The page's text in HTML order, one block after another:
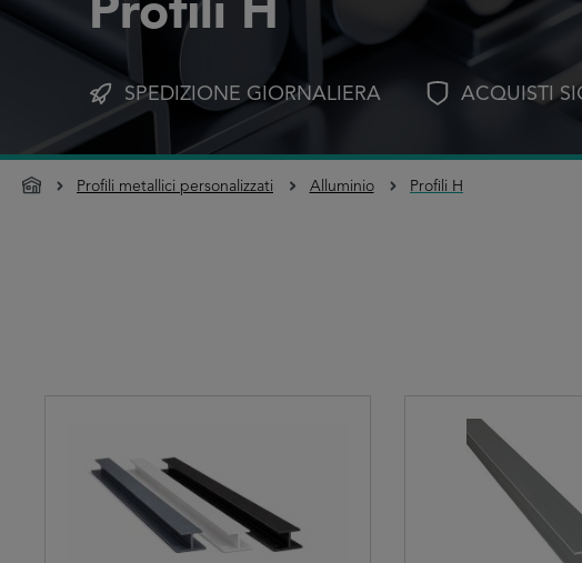
Profili H
SPEDIZIONE GIORNALIERA ACQUISTI
Profili metallici personalizzati Alluminio Profili H